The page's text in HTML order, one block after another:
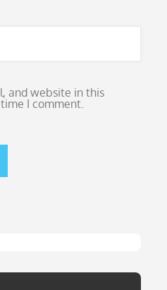
and website in this
I comment.